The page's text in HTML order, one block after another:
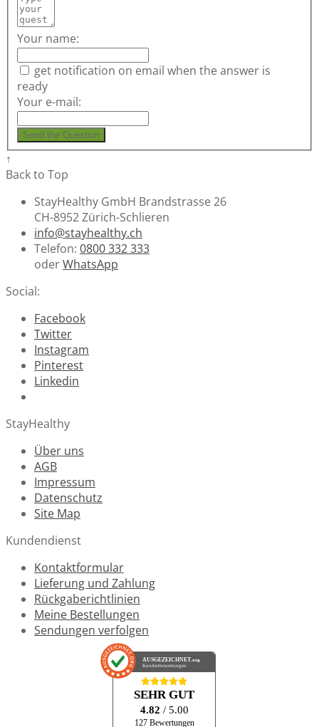
Your name:
get notification on email when the answer is
ready
Your e-mail:
Send the Question
↑
Back to Top
StayHealthy GmbH Brandstrasse 26
CH-8952 Zürich-Schlieren
info@stayhealthy.ch
Telefon: 0800 332 333
oderWhatsApp
Social:
Facebook
Twitter
Instagram
Pinterest
Linkedin
StayHealthy
Über uns
AGB
Impressum
Datenschutz
Site Map
Kundendienst
Kontaktformular
Lieferung und Zahlung
Rückgaberichtlinien
Meine Bestellungen
Sendungen verfolgen
AUSGEZEICHNET.org
Kundenbewertungen
SEHR GUT
4.82 / 5.00
127 Bewertungen